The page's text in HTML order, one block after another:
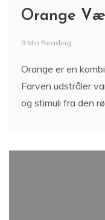
Orange
9 Min Reading
Orange er en
Farven udstråler
og stimuli fra den